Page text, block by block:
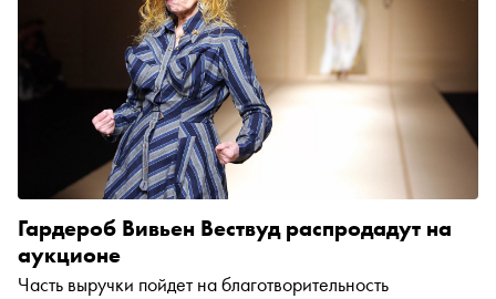
Гардероб Вивьен Вествуд распродадут на
аукционе
Часть выручки пойдет на благотворительность